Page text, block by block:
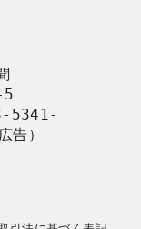
5
5341-
）